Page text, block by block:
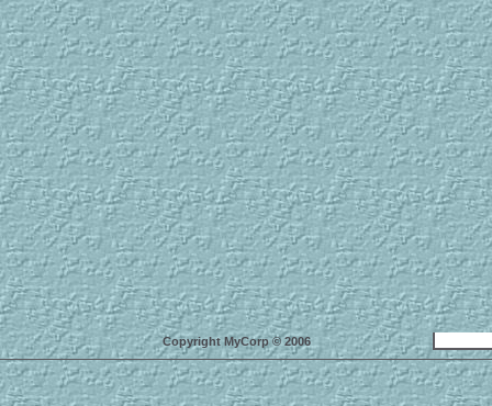
Copyright MyCorp © 2006